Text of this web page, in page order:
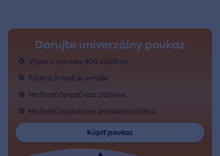
Darujte univerzálny poukaz
Výber z viac ako 400 zážitkov
Poukaz ihneď do emailu
Možnosť čerpať viac zážitkov
Možnosť doplatenia drahšieho zážitku
Kúpiť poukaz